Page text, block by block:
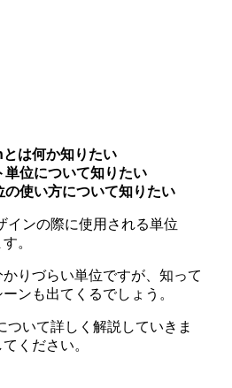
は何か知りたい
単位について知りたい
の使い方について知りたい
インの際に使用される単位
。
りづらい単位ですが、知って
ンも出てくるでしょう。
ついて詳しく解説していきま
ください。